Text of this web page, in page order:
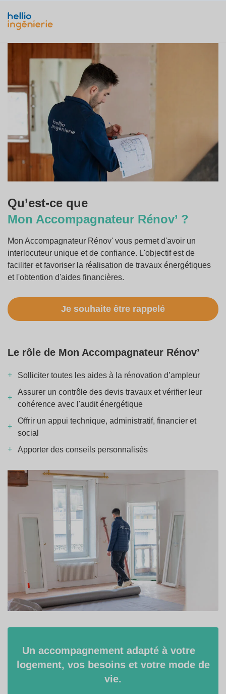
Qu’est-ce que
Mon Accompagnateur Rénov’ ?
Mon Accompagnateur Rénov' vous permet d'avoir un
interlocuteur unique et de confiance. L'objectif est de
faciliter et favoriser la réalisation de travaux énergétiques
et l'obtention d'aides financières.
Je souhaite être rappelé
Le rôle de Mon Accompagnateur Rénov’
Solliciter toutes les aides à la rénovation d’ampleur
Assurer un contrôle des devis travaux et vérifier leur
cohérence avec l'audit énergétique
Offrir un appui technique, administratif, financier et
social
Apporter des conseils personnalisés
Un accompagnement adapté à votre
logement, vos besoins et votre mode de
vie.